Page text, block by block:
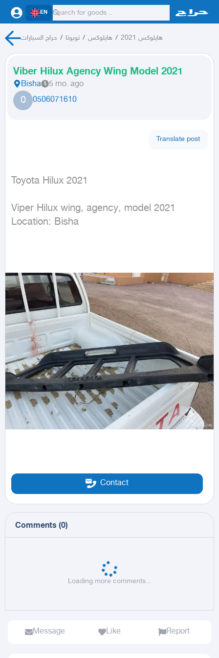
EN
حراج السيارات / تويوتا / هايلوكس / هايلوكس 2021
Viber Hilux Agency Wing Model 2021
Bisha 5 mo. ago
0 0506071610
Translate post
Toyota Hilux 2021
Viper Hilux wing, agency, model 2021
Location: Bisha
Contact
Comments (0)
Loading more comments...
Message Like Report